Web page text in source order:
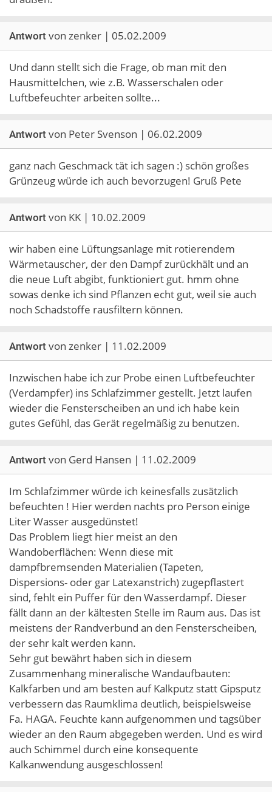
Antwort von zenker | 05.02.2009
Und dann stellt sich die Frage, ob man mit den
Hausmittelchen, wie z.B. Wasserschalen oder
Luftbefeuchter arbeiten sollte...
Antwort von Peter Svenson | 06.02.2009
ganz nach Geschmack tät ich sagen :) schön großes
Grünzeug würde ich auch bevorzugen! Gruß Pete
Antwort von KK | 10.02.2009
wir haben eine Lüftungsanlage mit rotierendem
Wärmetauscher, der den Dampf zurückhält und an
die neue Luft abgibt, funktioniert gut. hmm ohne
sowas denke ich sind Pflanzen echt gut, weil sie auch
noch Schadstoffe rausfiltern können.
Antwort von zenker | 11.02.2009
Inzwischen habe ich zur Probe einen Luftbefeuchter
(Verdampfer) ins Schlafzimmer gestellt. Jetzt laufen
wieder die Fensterscheiben an und ich habe kein
gutes Gefühl, das Gerät regelmäßig zu benutzen.
Antwort von Gerd Hansen | 11.02.2009
Im Schlafzimmer würde ich keinesfalls zusätzlich
befeuchten ! Hier werden nachts pro Person einige
Liter Wasser ausgedünstet!
Das Problem liegt hier meist an den
Wandoberflächen: Wenn diese mit
dampfbremsenden Materialien (Tapeten,
Dispersions- oder gar Latexanstrich) zugepflastert
sind, fehlt ein Puffer für den Wasserdampf. Dieser
fällt dann an der kältesten Stelle im Raum aus. Das ist
meistens der Randverbund an den Fensterscheiben,
der sehr kalt werden kann.
Sehr gut bewährt haben sich in diesem
Zusammenhang mineralische Wandaufbauten:
Kalkfarben und am besten auf Kalkputz statt Gipsputz
verbessern das Raumklima deutlich, beispielsweise
Fa. HAGA. Feuchte kann aufgenommen und tagsüber
wieder an den Raum abgegeben werden. Und es wird
auch Schimmel durch eine konsequente
Kalkanwendung ausgeschlossen!